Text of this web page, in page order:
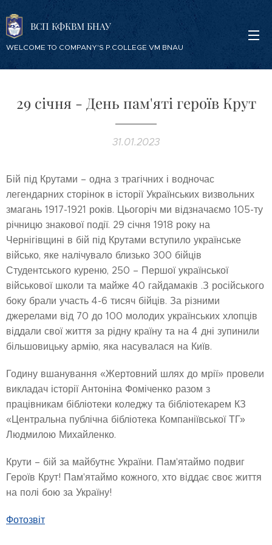
ВСП КФКВМ БНАУ
WELCOME TO COMPANY'S P.COLLEGE VM BNAU
29 січня - День пам'яті героїв Крут
31.01.2023
Бій під Крутами – одна з трагічних і водночас
легендарних сторінок в історії Українських визвольних
змагань 1917-1921 років. Цьогоріч ми відзначаємо 105-ту
річницю знакової події. 29 січня 1918 року на
Чернігівщині в бій під Крутами вступило українське
військо, яке налічувало близько 300 бійців
Студентського куреню, 250 – Першої української
військової школи та майже 40 гайдамаків .З російського
боку брали участь 4-6 тисяч бійців. За різними
джерелами від 70 до 100 молодих українських хлопців
віддали свої життя за рідну країну та на 4 дні зупинили
більшовицьку армію, яка насувалася на Київ.
Годину вшанування «Жертовний шлях до мрії» провели
викладач історії Антоніна Фоміченко разом з
працівникам бібліотеки коледжу та бібліотекарем КЗ
«Центральна публічна бібліотека Компаніївської ТГ»
Людмилою Михайленко.
Крути – бій за майбутнє України. Пам'ятаймо подвиг
Героїв Крут! Пам'ятаймо кожного, хто віддає своє життя
на полі бою за Україну!
Фотозвіт